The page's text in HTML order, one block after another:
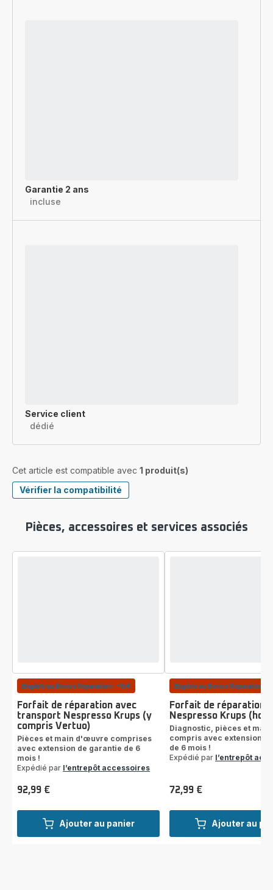
Garantie 2 ans
incluse
Service client
dédié
Cet article est compatible avec 1 produit(s)
Vérifier la compatibilité
Pièces, accessoires et services associés
Ajouter au panier
Eligible au Bonus Réparation : -15€
Forfait de réparation avec
transport Nespresso Krups (y
compris Vertuo)
Pièces et main d'œuvre comprises
avec extension de garantie de 6
mois !
Expédié par l’entrepôt accessoires
Prix
92,99 €
Ajouter au
Eligible au Bonus Réparation : -
Forfait de réparation
Nespresso Krups
Diagnostic, pièces et
compris avec extension
de 6 mois !
Expédié par l’entrepôt
Prix
72,99 €